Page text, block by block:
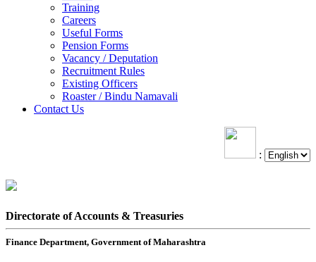
Training
Careers
Useful Forms
Pension Forms
Vacancy / Deputation
Recruitment Rules
Existing Officers
Roaster / Bindu Namavali
Contact Us
:
Directorate of Accounts & Treasuries
Finance Department, Government of Maharashtra